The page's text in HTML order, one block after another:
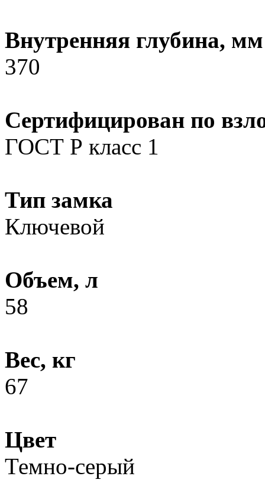
Внутренняя глубина, мм
370
Сертифицирован по
ГОСТ Р класс 1
Тип замка
Ключевой
Объем, л
58
Вес, кг
67
Цвет
Темно-серый